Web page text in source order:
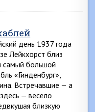
день 1937 года
Лейкхорст близ
самый большой
«Гинденбург»,
Встречавшие — а
— весело
близкую